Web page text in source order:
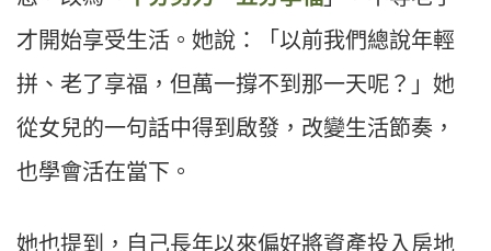
才開始享受生活。她說：「以前我們總說年輕
拼、老了享福，但萬一撐不到那一天呢？」她
從女兒的一句話中得到啟發，改變生活節奏，
也學會活在當下。
她也提到，自己長年以來偏好將資產投入房地